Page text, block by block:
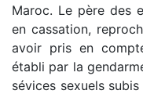
Maroc. Le père des
en cassation,
avoir pris en
établi par la
sévices sexuels